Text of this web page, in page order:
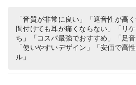
様 低音強化
スニング レコ
「音質が非常に良い」「遮音性が高
間付けても耳が痛くならない」「リ
ち」「コスパ最強でおすすめ」「足音
「使いやすいデザイン」「安価で高
ル」